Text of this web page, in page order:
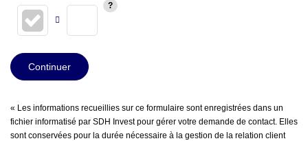
Continuer
« Les informations recueillies sur ce formulaire sont enregistrées dans un
fichier informatisé par SDH Invest pour gérer votre demande de contact. Elles
sont conservées pour la durée nécessaire à la gestion de la relation client